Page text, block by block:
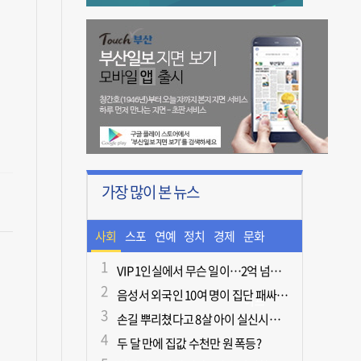
가장 많이 본 뉴스
사회 스포
츠
연예 정치 경제 문화
ㆍ라
이프
VIP 1인실에서 무슨 일이…2억 넘게 쓴 중독자·불법촬영한 의사
음성서 외국인 10여 명이 집단 패싸움하다 1명 사망
손길 뿌리쳤다고 8살 아이 실신시킨 50대, 집유
두 달 만에 집값 수천만 원 폭등?